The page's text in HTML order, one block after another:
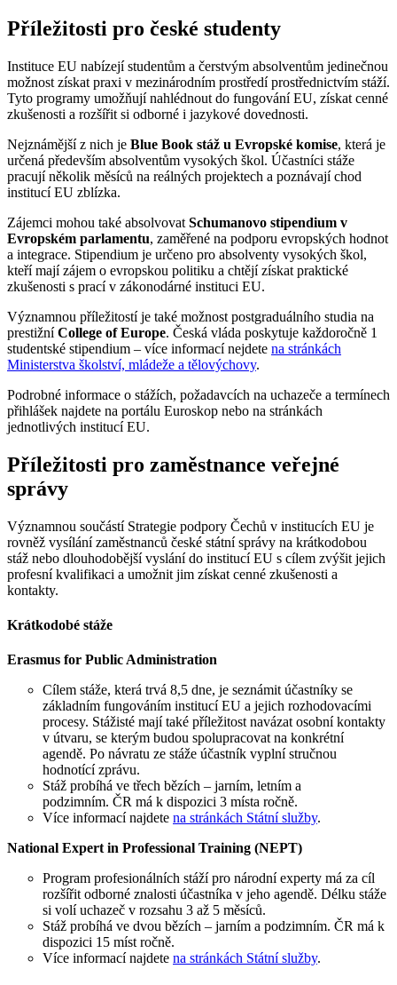
Příležitosti pro české studenty
Instituce EU nabízejí studentům a čerstvým absolventům jedinečnou
možnost získat praxi v mezinárodním prostředí prostřednictvím stáží.
Tyto programy umožňují nahlédnout do fungování EU, získat cenné
zkušenosti a rozšířit si odborné i jazykové dovednosti.
Nejznámější z nich je Blue Book stáž u Evropské komise, která je
určená především absolventům vysokých škol. Účastníci stáže
pracují několik měsíců na reálných projektech a poznávají chod
institucí EU zblízka.
Zájemci mohou také absolvovat Schumanovo stipendium v
Evropském parlamentu, zaměřené na podporu evropských hodnot
a integrace. Stipendium je určeno pro absolventy vysokých škol,
kteří mají zájem o evropskou politiku a chtějí získat praktické
zkušenosti s prací v zákonodárné instituci EU.
Významnou příležitostí je také možnost postgraduálního studia na
prestižníCollege of Europe. Česká vláda poskytuje každoročně 1
studentské stipendium – více informací nejdete na stránkách
Ministerstva školství, mládeže a tělovýchovy.
Podrobné informace o stážích, požadavcích na uchazeče a termínech
přihlášek najdete na portálu Euroskop nebo na stránkách
jednotlivých institucí EU.
Příležitosti pro zaměstnance veřejné
správy
Významnou součástí Strategie podpory Čechů v institucích EU je
rovněž vysílání zaměstnanců české státní správy na krátkodobou
stáž nebo dlouhodobější vyslání do institucí EU s cílem zvýšit jejich
profesní kvalifikaci a umožnit jim získat cenné zkušenosti a
kontakty.
Krátkodobé stáže
Erasmus for Public Administration
Cílem stáže, která trvá 8,5 dne, je seznámit účastníky se
základním fungováním institucí EU a jejich rozhodovacími
procesy. Stážisté mají také příležitost navázat osobní kontakty
v útvaru, se kterým budou spolupracovat na konkrétní
agendě. Po návratu ze stáže účastník vyplní stručnou
hodnotící zprávu.
Stáž probíhá ve třech bězích – jarním, letním a
podzimním. ČR má k dispozici 3 místa ročně.
Více informací najdete na stránkách Státní služby.
National Expert in Professional Training (NEPT)
Program profesionálních stáží pro národní experty má za cíl
rozšířit odborné znalosti účastníka v jeho agendě. Délku stáže
si volí uchazeč v rozsahu 3 až 5 měsíců.
Stáž probíhá ve dvou bězích – jarním a podzimním. ČR má k
dispozici 15 míst ročně.
Více informací najdete na stránkách Státní služby.